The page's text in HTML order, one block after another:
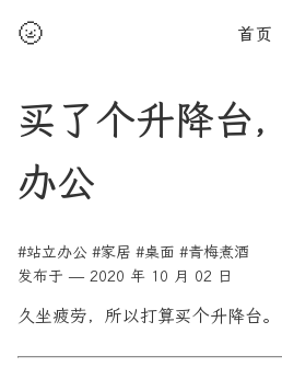
🌝 首页
买了个升降台
办公
#站立办公 #家居 #桌面 #青梅煮酒
发布于 — 2020 年 10 月 02 日
久坐疲劳，所以打算买个升降台。